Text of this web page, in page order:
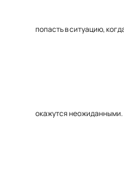
попасть в ситуацию,
окажутся